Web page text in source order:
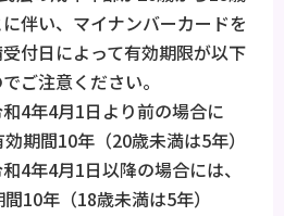
伴い、マイナンバーカードを
付日によって有効期限が以下
ご注意ください。
4年4月1日より前の場合に
期間10年（20歳未満は5年）
4年4月1日以降の場合には、
10年（18歳未満は5年）